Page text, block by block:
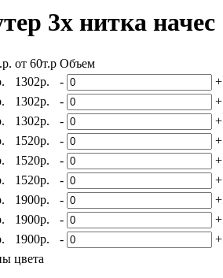
3х нитка начес
от 60т.р Объем
1302р. -
+
1302р. -
+
1302р. -
+
1520р. -
+
1520р. -
+
1520р. -
+
1900р. -
+
1900р. -
+
1900р. -
+
цвета